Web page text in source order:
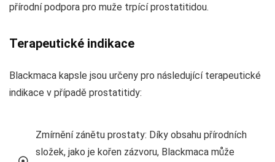
přírodní podpora pro muže trpící prostatitidou.
Terapeutické indikace
Blackmaca kapsle jsou určeny pro následující terapeutické
indikace v případě prostatitidy:
Zmírnění zánětu prostaty: Díky obsahu přírodních
složek, jako je kořen zázvoru, Blackmaca může